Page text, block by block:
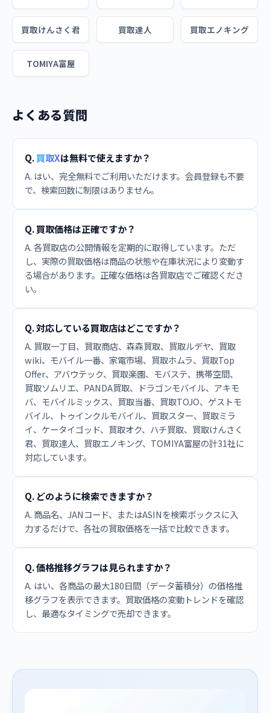
買取けんさく君 買取達人 買取エノキング
TOMIYA富屋
よくある質問
Q.買取Xは無料で使えますか？
A. はい、完全無料でご利用いただけます。会員登録も不要
で、検索回数に制限はありません。
Q. 買取価格は正確ですか？
A. 各買取店の公開情報を定期的に取得しています。ただ
し、実際の買取価格は商品の状態や在庫状況により変動す
る場合があります。正確な価格は各買取店でご確認くださ
い。
Q. 対応している買取店はどこですか？
A. 買取一丁目、買取商店、森森買取、買取ルデヤ、買取
wiki、モバイル一番、家電市場、買取ホムラ、買取Top
Offer、アバウテック、買取楽園、モバステ、携帯空間、
買取ソムリエ、PANDA買取、ドラゴンモバイル、アキモ
バ、モバイルミックス、買取当番、買取TOJO、ゲストモ
バイル、トゥインクルモバイル、買取スター、買取ミラ
イ、ケータイゴッド、買取オク、ハチ買取、買取けんさく
君、買取達人、買取エノキング、TOMIYA富屋の計31社に
対応しています。
Q. どのように検索できますか？
A. 商品名、JANコード、またはASINを検索ボックスに入
力するだけで、各社の買取価格を一括で比較できます。
Q. 価格推移グラフは見られますか？
A. はい、各商品の最大180日間（データ蓄積分）の価格推
移グラフを表示できます。買取価格の変動トレンドを確認
し、最適なタイミングで売却できます。